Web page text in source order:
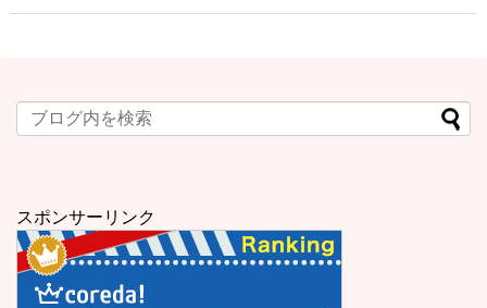
スポンサーリンク